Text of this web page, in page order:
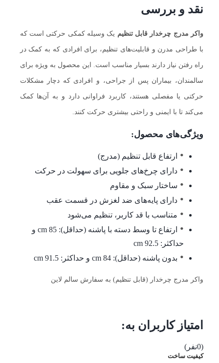
نقد و بررسی
واکر مدرج چرخدار قابل تنظیم یک وسیله کمکی حرکتی است که
با طراحی مدرن و قابلیت‌های تنظیم، برای افرادی که به کمک در
راه رفتن نیاز دارند بسیار مناسب است. این محصول به ویژه برای
سالمندان، بیماران پس از جراحی، و افرادی که دچار مشکلات
حرکتی یا مفصلی هستند، کاربرد فراوانی دارد و به آن‌ها کمک
می‌کند تا با ایمنی و راحتی بیشتری حرکت کنند.
ویژگی‌های محصول:
ارتفاع قابل تنظیم (مدرج)
دارای چرخ‌های جلویی برای سهولت در حرکت
ساختار سبک و مقاوم
دارای پایه‌های ضد لغزش در قسمت عقب
متناسب با قد کاربر، تنظیم می‌شود
ارتفاع تا وسط دسته با پاشنه (حداقل): 85 cm و
حداکثر: 92.5 cm
بدون پاشنه (حداقل): 84 cm و حداکثر: 91.5 cm
واکر مدرج چرخدار (قابل تنظیم) به سفارش سالم لاین
امتیاز کاربران به:
(0نفر)
کیفیت ساخت